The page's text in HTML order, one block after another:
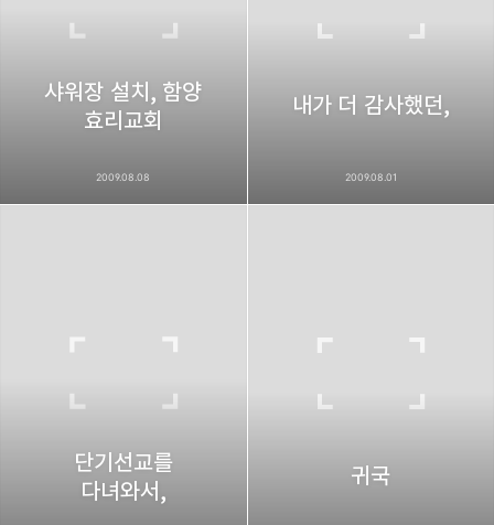
카카오스토리 밴드
샤워장 설치, 함양
효리교회
2009.08.08
내가 더 감사했던,
2009.08.01
단기선교를
다녀와서,
귀국